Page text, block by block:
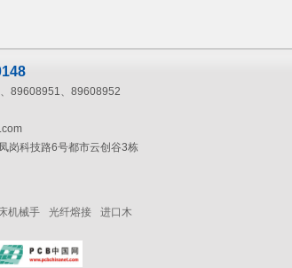
89608951、89608952
岗科技路6号都市云创谷3栋
机械手 光纤熔接
进口木